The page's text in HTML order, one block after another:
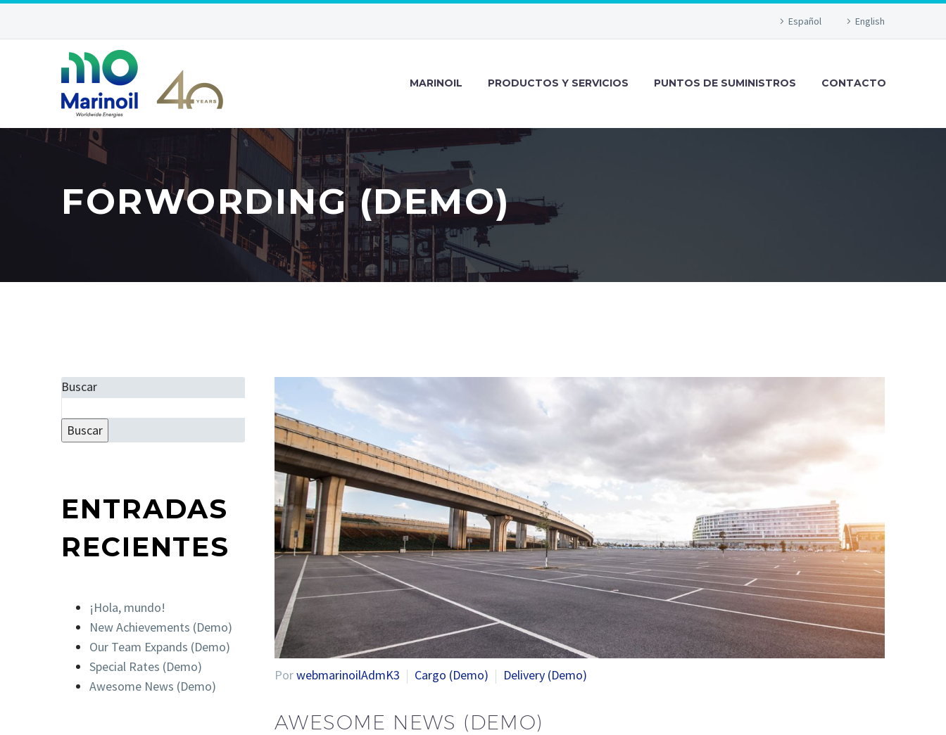
Español English
MARINOIL PRODUCTOS Y SERVICIOS PUNTOS DE SUMINISTROS CONTACTO
FORWORDING (DEMO)
PorwebmarinoilAdmK3 Cargo (Demo) Delivery (Demo)
AWESOME NEWS (DEMO)
Buscar
Buscar
ENTRADAS
RECIENTES
¡Hola, mundo!
New Achievements (Demo)
Our Team Expands (Demo)
Special Rates (Demo)
Awesome News (Demo)